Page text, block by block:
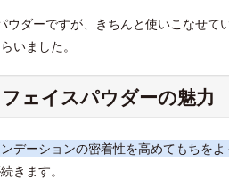
ウダーですが、きちんと使いこなせ
いました。
ェイスパウダーの魅力
デーションの密着性を高めてもちをよ
きます。